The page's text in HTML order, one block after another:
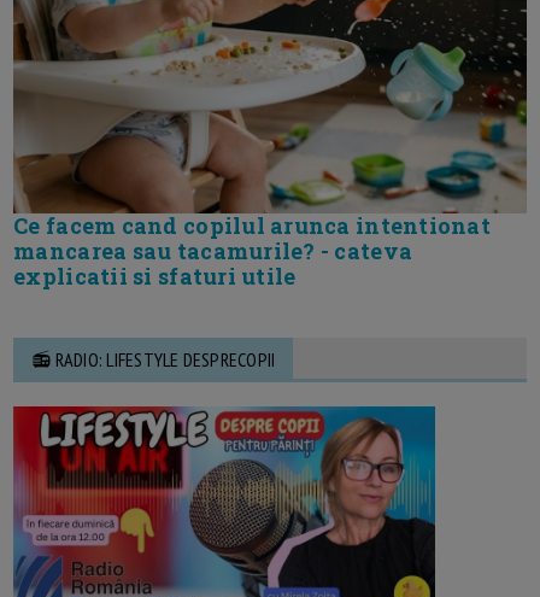
Ce facem cand copilul arunca intentionat
mancarea sau tacamurile? - cateva
explicatii si sfaturi utile
📻 RADIO: LIFESTYLE DESPRECOPII